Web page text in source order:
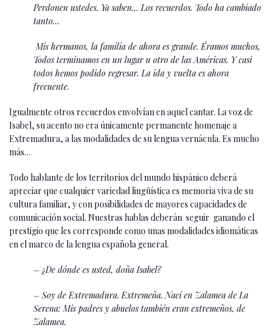
Perdonen ustedes. Ya saben… Los recuerdos. Todo ha cambiado
tanto…
Mis hermanos, la familia de ahora es grande. Éramos muchos,
Todos terminamos en un lugar u otro de las Américas. Y casi
todos hemos podido regresar. La ida y vuelta es ahora
frecuente.
Igualmente otros recuerdos envolvían en aquel cantar. La voz de
Isabel, su acento no era únicamente permanente homenaje a
Extremadura, a las modalidades de su lengua vernácula. Es mucho
más…
Todo hablante de los territorios del mundo hispánico deberá
apreciar que cualquier variedad lingüística es memoria viva de su
cultura familiar, y con posibilidades de mayores capacidades de
comunicación social. Nuestras hablas deberán seguir ganando el
prestigio que les corresponde como unas modalidades idiomáticas
en el marco de la lengua española general.
– ¿De dónde es usted, doña Isabel?
– Soy de Extremadura. Extremeña. Nací en Zalamea de La
Serena: Mis padres y abuelos también eran extremeños, de
Zalamea.